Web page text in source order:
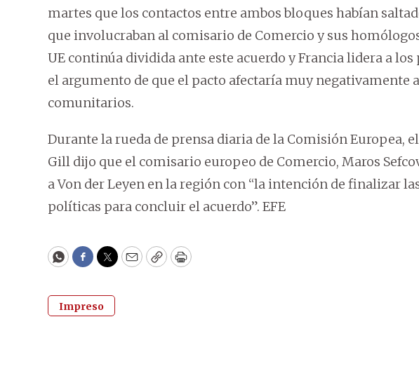
martes que los contactos entre ambos bloques habían
que involucraban al comisario de Comercio y sus
UE continúa dividida ante este acuerdo y Francia lidera a
el argumento de que el pacto afectaría muy negativamente
comunitarios.
Durante la rueda de prensa diaria de la Comisión Europea,
Gill dijo que el comisario europeo de Comercio, Maros
a Von der Leyen en la región con “la intención de finalizar
políticas para concluir el acuerdo”. EFE
WhatsApp
Facebook
Twitter
EmailCopyPrint
Impreso